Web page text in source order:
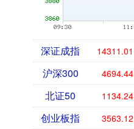
深证成指 14311.01
沪深300 4694.44
北证50 1134.24
创业板指 3563.12